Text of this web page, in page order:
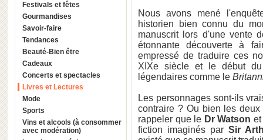
Festivals et fêtes
Gourmandises
Savoir-faire
Tendances
Beauté-Bien être
Cadeaux
Concerts et spectacles
Livres et Lectures
Mode
Sports
Vins et alcools (à consommer
avec modération)
Nous avons mené
historien bien connu du
manuscrit lors d'une vente
étonnante découverte à
empressé de traduire ces
XIXe siècle et le début
légendaires comme le
Les personnages sont-ils
contraire ? Ou bien les
rappeler que le Dr Watson et
fiction imaginés parSir